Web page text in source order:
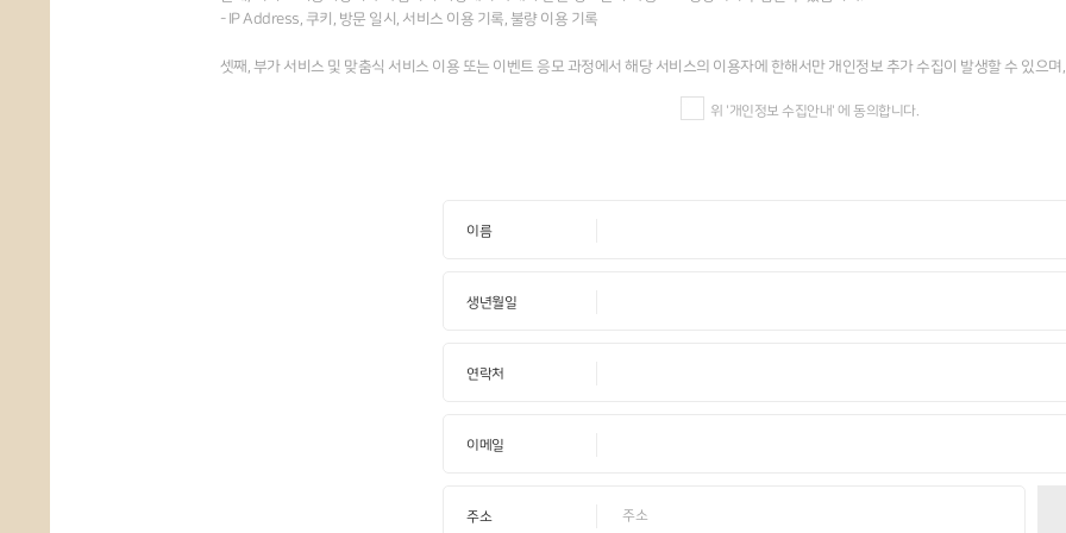
위 '개인정보 수집안내' 에 동의합니다.
이름
생년월일
연락처
이메일